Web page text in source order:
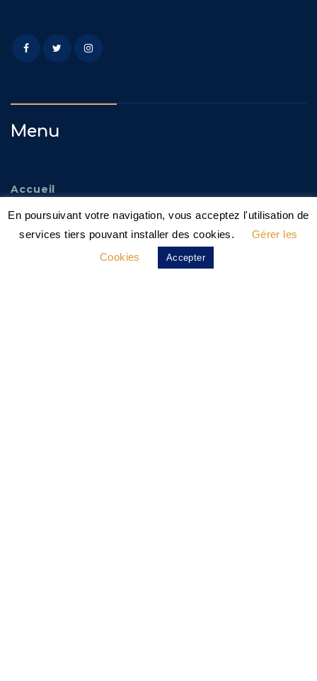
Menu
Accueil
Adoptez
Familles D’accueil
En poursuivant votre navigation, vous acceptez l'utilisation de
services tiers pouvant installer des cookies.
Gérer les
Cookies
Accepter